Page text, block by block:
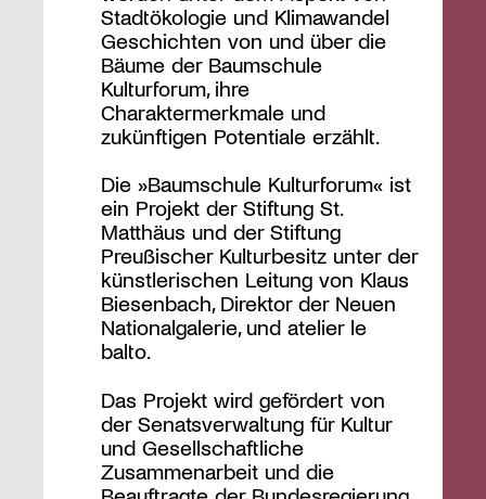
Stadtökologie und Klimawandel
Geschichten von und über die
Bäume der Baumschule
Kulturforum, ihre
Charaktermerkmale und
zukünftigen Potentiale erzählt.
Die »Baumschule Kulturforum« ist
ein Projekt der Stiftung St.
Matthäus und der Stiftung
Preußischer Kulturbesitz unter der
künstlerischen Leitung von Klaus
Biesenbach, Direktor der Neuen
Nationalgalerie, und atelier le
balto.
Das Projekt wird gefördert von
der Senatsverwaltung für Kultur
und Gesellschaftliche
Zusammenarbeit und die